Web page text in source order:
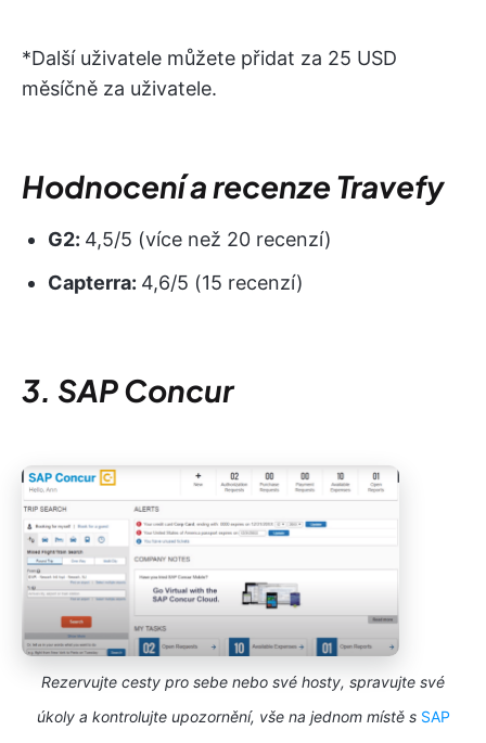
*Další uživatele můžete přidat za 25 USD
měsíčně za uživatele.
Hodnocení a recenze Travefy
G2: 4,5/5 (více než 20 recenzí)
Capterra: 4,6/5 (15 recenzí)
3. SAP Concur
Rezervujte cesty pro sebe nebo své hosty, spravujte své
úkoly a kontrolujte upozornění, vše na jednom místě s SAP